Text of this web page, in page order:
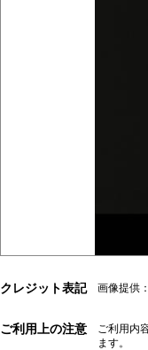
クレジット表記 画像提供
ご利用上の注意
ご利用内
ます。